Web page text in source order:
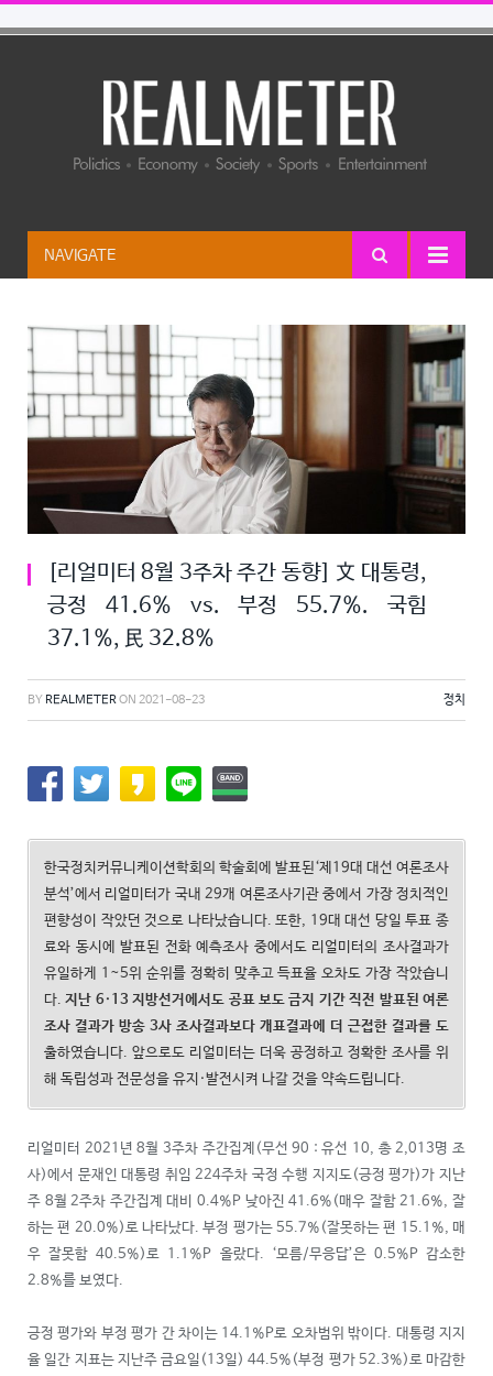
NAVIGATE
[리얼미터 8월 3주차 주간 동향] 文 대통령,
긍정 41.6% vs. 부정 55.7%. 국힘
37.1%, 民 32.8%
BY REALMETERON 2021-08-23 정치
한국정치커뮤니케이션학회의 학술회에 발표된‘제19대 대선 여론조사
분석’에서 리얼미터가 국내 29개 여론조사기관 중에서 가장 정치적인
편향성이 작았던 것으로 나타났습니다. 또한, 19대 대선 당일 투표 종
료와 동시에 발표된 전화 예측조사 중에서도 리얼미터의 조사결과가
유일하게 1~5위 순위를 정확히 맞추고 득표율 오차도 가장 작았습니
다.지난 6·13지방선거에서도 공표 보도 금지 기간 직전 발표된 여론
조사 결과가 방송 3사 조사결과보다 개표결과에 더 근접한 결과를 도
출하였습니다. 앞으로도 리얼미터는 더욱 공정하고 정확한 조사를 위
해 독립성과 전문성을 유지·발전시켜 나갈 것을 약속드립니다.
리얼미터 2021년 8월 3주차 주간집계(무선 90 : 유선 10, 총 2,013명 조
사)에서 문재인 대통령 취임 224주차 국정 수행 지지도(긍정 평가)가 지난
주 8월 2주차 주간집계 대비 0.4%P 낮아진 41.6%(매우 잘함 21.6%, 잘
하는 편 20.0%)로 나타났다. 부정 평가는 55.7%(잘못하는 편 15.1%, 매
우 잘못함 40.5%)로 1.1%P 올랐다. ‘모름/무응답’은 0.5%P 감소한
2.8%를 보였다.
긍정 평가와 부정 평가 간 차이는 14.1%P로 오차범위 밖이다. 대통령 지지
율 일간 지표는 지난주 금요일(13일) 44.5%(부정 평가 52.3%)로 마감한